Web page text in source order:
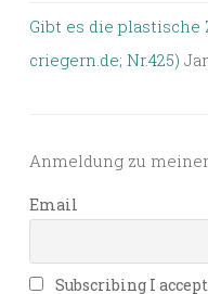
Gibt es die plastische
criegern.de; Nr.425)
Anmeldung zu
Email
Subscribing I